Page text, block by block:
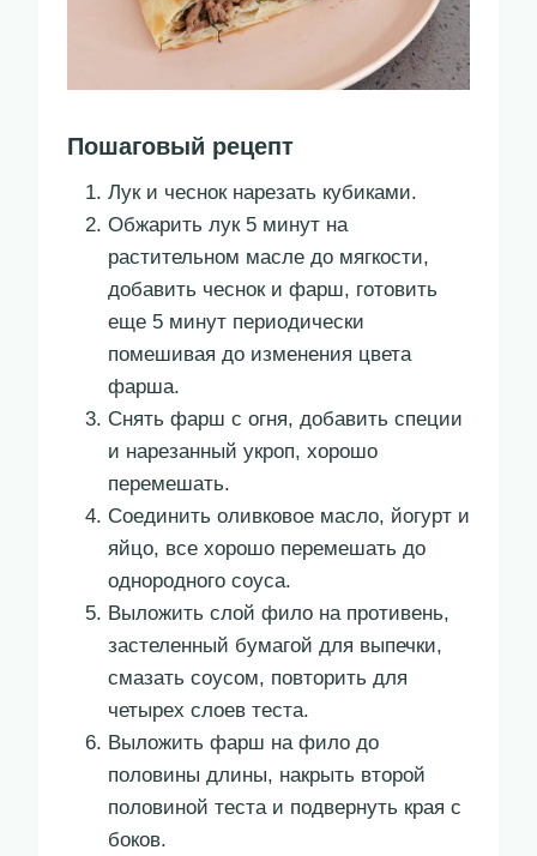
Пошаговый рецепт
Лук и чеснок нарезать кубиками.
Обжарить лук 5 минут на
растительном масле до мягкости,
добавить чеснок и фарш, готовить
еще 5 минут периодически
помешивая до изменения цвета
фарша.
Снять фарш с огня, добавить специи
и нарезанный укроп, хорошо
перемешать.
Соединить оливковое масло, йогурт и
яйцо, все хорошо перемешать до
однородного соуса.
Выложить слой фило на противень,
застеленный бумагой для выпечки,
смазать соусом, повторить для
четырех слоев теста.
Выложить фарш на фило до
половины длины, накрыть второй
половиной теста и подвернуть края с
боков.